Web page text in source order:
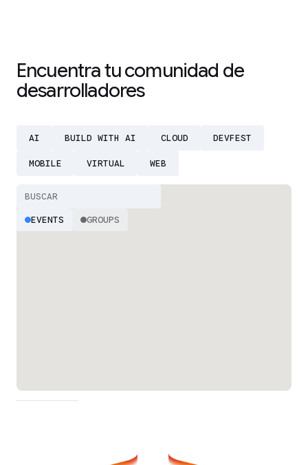
Encuentra tu comunidad de
desarrolladores
AI BUILD WITH AI CLOUD DEVFEST
MOBILE VIRTUAL WEB
EVENTS GROUPS